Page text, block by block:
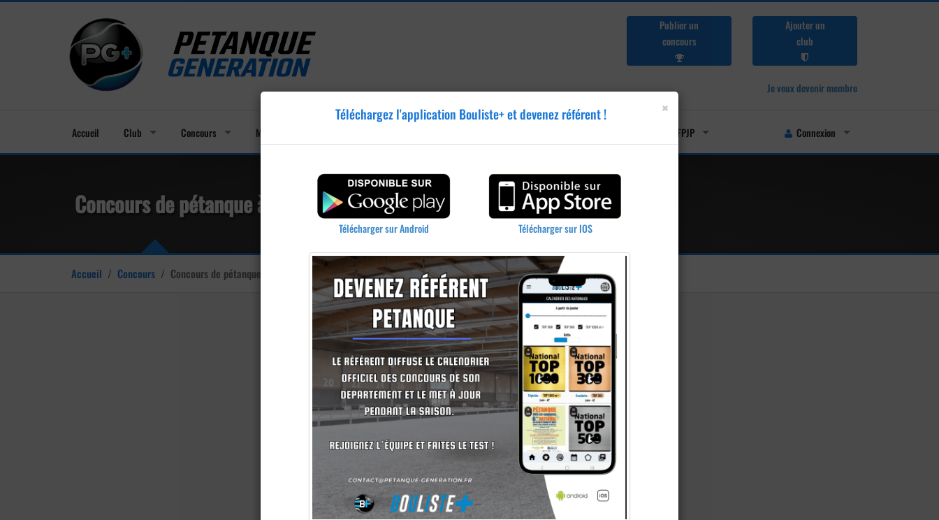
Publier un
concours
Ajouter un
club
Je veux devenir membre
Accueil Club Concours Membres Licenciés FFPJP Connexion
Concours de pétanque à Boz
Accueil / Concours / Concours de pétanque à Boz
×
Téléchargez l'application Bouliste+ et devenez référent !
Télécharger sur Android Télécharger sur IOS